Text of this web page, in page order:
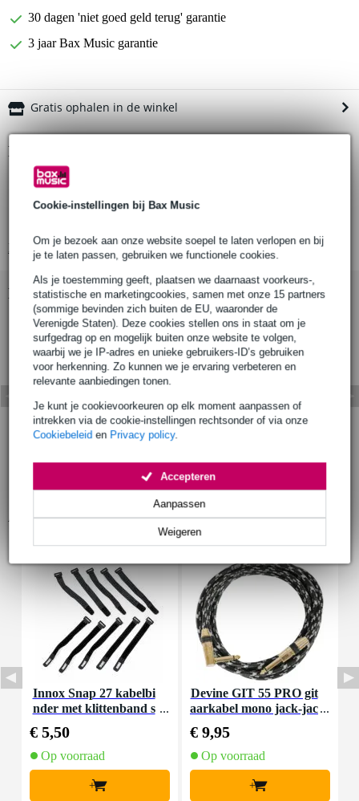
Cookie-instellingen bij Bax Music
Om je bezoek aan onze website soepel te laten verlopen en bij
je te laten passen, gebruiken we functionele cookies.
Als je toestemming geeft, plaatsen we daarnaast voorkeurs-,
statistische en marketingcookies, samen met onze 15 partners
(sommige bevinden zich buiten de EU, waaronder de
Verenigde Staten). Deze cookies stellen ons in staat om je
surfgedrag op en mogelijk buiten onze website te volgen,
waarbij we je IP-adres en unieke gebruikers-ID’s gebruiken
voor herkenning. Zo kunnen we je ervaring verbeteren en
relevante aanbiedingen tonen.
Je kunt je cookievoorkeuren op elk moment aanpassen of
intrekken via de cookie-instellingen rechtsonder of via onze
Cookiebeleid en Privacy policy.
Weigeren
Aanpassen
Accepteren
30 dagen 'niet goed geld terug' garantie
3 jaar Bax Music garantie
Gratis ophalen in de winkel
Productinformatie
Temple Audio Design Adhesive Pads Medium
TQR-MA
Bekijk alle productspecificaties
Bekijk ook eens (2)
Accessoires (16)
Innox Snap 27 kabelbi
nder met klittenband s
€ 5,50
Op voorraad
+
Devine GIT 55 PRO git
aarkabel mono jack-jac
€ 9,95
Op voorraad
+